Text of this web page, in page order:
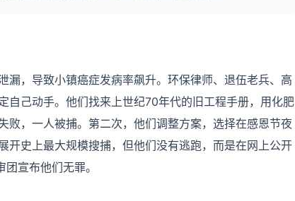
漏，导致小镇癌症发病率飙升。环保律师、退伍老兵、高
己动手。他们找来上世纪70年代的旧工程手册，用化肥
，一人被捕。第二次，他们调整方案，选择在感恩节夜
开史上最大规模搜捕，但他们没有逃跑，而是在网上公开
宣布他们无罪。